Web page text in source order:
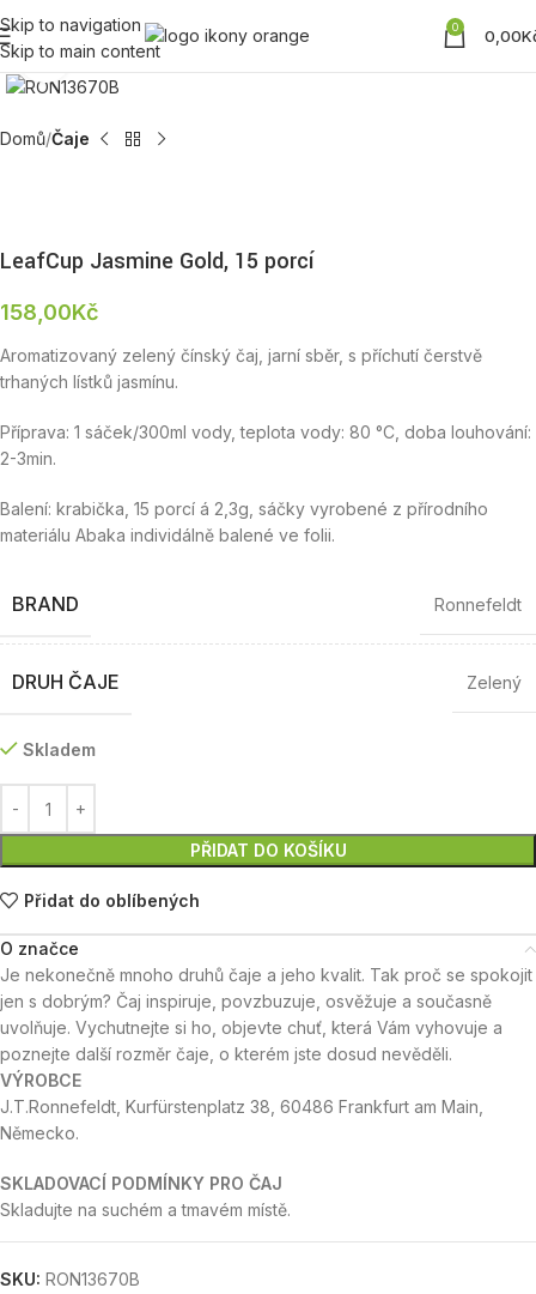
Skip to navigation
Skip to main content
0 0,00
Zobrazit produktovou fotku
Domů Čaje
LeafCup Jasmine Gold, 15 porcí
158,00Kč
Aromatizovaný zelený čínský čaj, jarní sběr, s příchutí čerstvě
trhaných lístků jasmínu.
Příprava: 1 sáček/300ml vody, teplota vody: 80 °C, doba louhování:
2-3min.
Balení: krabička, 15 porcí á 2,3g, sáčky vyrobené z přírodního
materiálu Abaka individálně balené ve folii.
BRAND Ronnefeldt
DRUH ČAJE Zelený
Skladem
PŘIDAT DO KOŠÍKU
Přidat do oblíbených
O značce
Je nekonečně mnoho druhů čaje a jeho kvalit. Tak proč se spokojit
jen s dobrým? Čaj inspiruje, povzbuzuje, osvěžuje a současně
uvolňuje. Vychutnejte si ho, objevte chuť, která Vám vyhovuje a
poznejte další rozměr čaje, o kterém jste dosud nevěděli.
VÝROBCE
J.T.Ronnefeldt, Kurfürstenplatz 38, 60486 Frankfurt am Main,
Německo.
SKLADOVACÍ PODMÍNKY PRO ČAJ
Skladujte na suchém a tmavém místě.
SKU: RON13670B